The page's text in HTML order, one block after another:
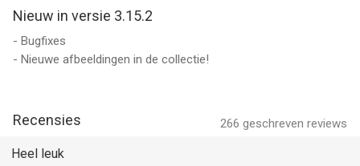
- Speel offline, overal en altijd!
Elke maand worden er nieuwe roosters met woorden en letters
Zodra je begint met spelen, is het onmogelijk om te stoppen!
--
Nieuw in versie 3.15.2
- Bugfixes
- Nieuwe afbeeldingen in de collectie!
266 geschreven reviews
Recensies
Heel leuk